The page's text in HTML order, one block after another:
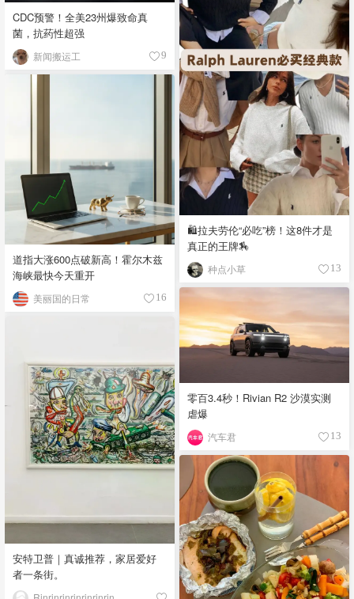
CDC预警！全美23州爆致命真
菌，抗药性超强
新闻搬运工 9
🛍️拉夫劳伦“必吃”榜！这8件才是
真正的王牌🏇
种点小草 13
道指大涨600点破新高！霍尔木兹
海峡最快今天重开
美丽国的日常 16
零百3.4秒！Rivian R2 沙漠实测
虐爆
汽车君 13
安特卫普｜真诚推荐，家居爱好
者一条街。